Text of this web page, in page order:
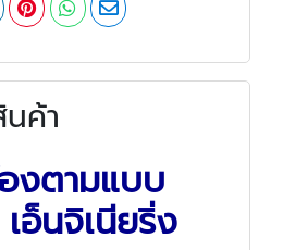
ค้า
งตามแบบ
อ็นจิเนียริ่ง